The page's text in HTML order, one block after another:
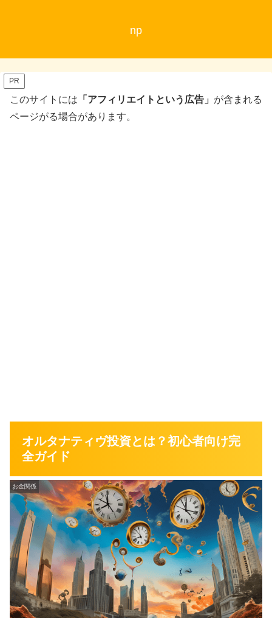
np
PR
このサイトには 「アフィリエイトという広告」 が含まれる
ページがる場合があります。
オルタナティヴ投資とは？初心者向け完
全ガイド
お金関係